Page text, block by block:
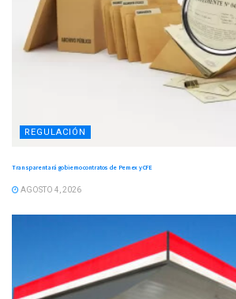
REGULACIÓN
Transparentará gobierno contratos de Pemex y CFE
AGOSTO 4, 2026